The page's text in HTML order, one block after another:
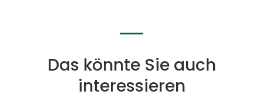
Das könnte Sie auch
interessieren